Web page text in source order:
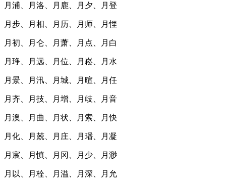
月浦、月洛、月鹿、月夕、月登
月步、月相、月历、月师、月悝
月初、月仑、月萧、月点、月白
月琤、月远、月位、月崧、月水
月景、月汛、月城、月暄、月任
月齐、月技、月增、月歧、月音
月澳、月曲、月状、月索、月快
月化、月兢、月庄、月璠、月凝
月宸、月慎、月冈、月少、月渺
月以、月栓、月溢、月深、月允